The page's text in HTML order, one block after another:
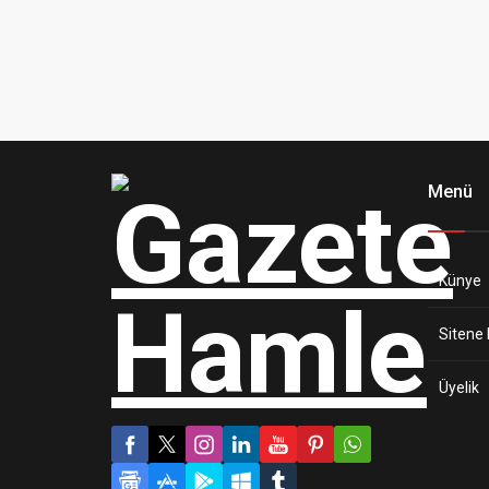
Menü
Künye
Sitene
Üyelik